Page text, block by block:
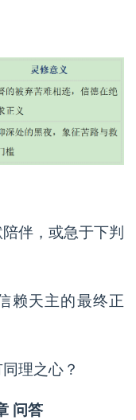
伴，或急于下判
赖天主的最终正
理之心？
问答